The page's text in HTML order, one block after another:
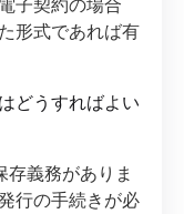
子契約の場合
形式であれば有
どうすればよい
義務がありま
行の手続きが必